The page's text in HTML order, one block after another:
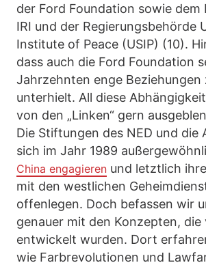
der Ford Foundation sowie dem
IRI und der Regierungsbehörde
Institute of Peace (USIP) (10).
dass auch die Ford Foundation
Jahrzehnten enge Beziehungen
unterhielt. All diese
von den „Linken“ gern
Die Stiftungen des NED und die
sich im Jahr 1989
China engagieren und letztlich
mit den westlichen
offenlegen. Doch befassen wir
genauer mit den Konzepten, die
entwickelt wurden. Dort
wie Farbrevolutionen und